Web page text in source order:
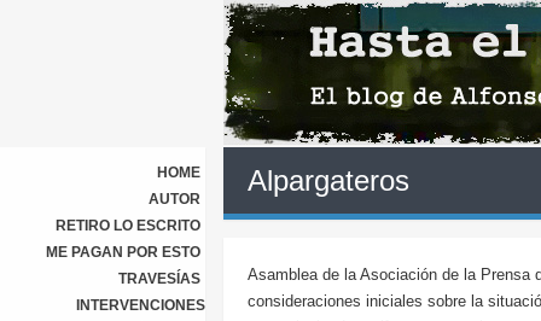
HOME
AUTOR
RETIRO LO ESCRITO
ME PAGAN POR ESTO
TRAVESÍAS
INTERVENCIONES
Alpargateros
Asamblea de la Asociación de la Prensa
consideraciones iniciales sobre la